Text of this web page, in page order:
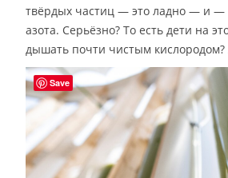
твёрдых частиц — это ладно — и
азота. Серьёзно? То есть дети на
дышать почти чистым кислородом?
Save